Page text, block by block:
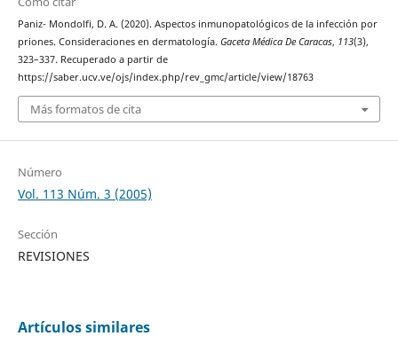
Paniz- Mondolfi, D. A. (2020). Aspectos inmunopatológicos de la infección por
priones. Consideraciones en dermatología. Gaceta Médica De Caracas, 113(3),
323–337. Recuperado a partir de
https://saber.ucv.ve/ojs/index.php/rev_gmc/article/view/18763
Más formatos de cita
Número
Vol. 113 Núm. 3 (2005)
Sección
REVISIONES
Artículos similares